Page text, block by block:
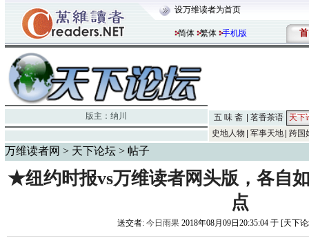
设万维读者为首页
简体 繁体 手机版 首
版主： 纳川 五 味 斋 茗香茶语
天下
史地人物
军事天地 跨国
万维读者网 > 天下论坛 > 帖子
★纽约时报vs万维读者网头版，各自
点
送交者: 今日雨果2018年08月09日20:35:04 于 [天下